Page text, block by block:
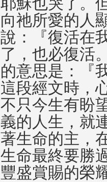
向祂所愛的人
說：『復活在
了，也必復活
的意思是：『
這段經文時，
不只今生有盼
義的人生，就
著生命的主，
生命最終要勝
豐盛賞賜的榮